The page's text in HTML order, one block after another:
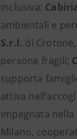
inclusiva:
ambientali e
S.r.l. di
persone fragili;
supporta
attiva
impegnata nella
Milano,